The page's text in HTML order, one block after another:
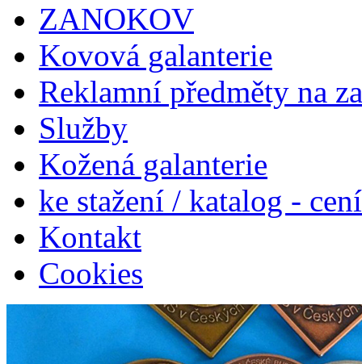
ZANOKOV
Kovová galanterie
Reklamní předměty na
Služby
Kožená galanterie
ke stažení / katalog -
Kontakt
Cookies